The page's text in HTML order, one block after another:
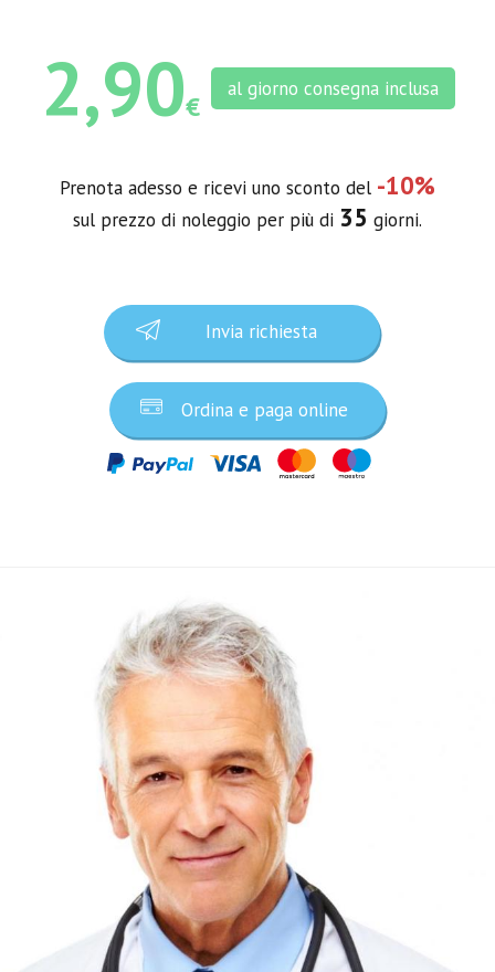
2,90€
al giorno consegna inclusa
Prenota adesso e ricevi uno sconto del -10%
sul prezzo di noleggio per più di 35 giorni.
Invia richiesta
Ordina e paga online